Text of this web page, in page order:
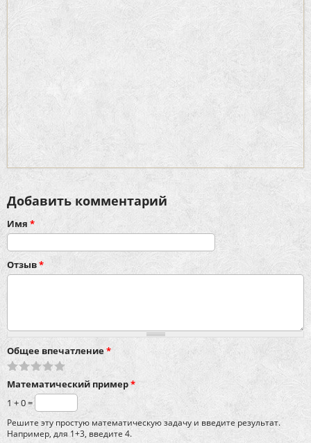
Добавить комментарий
Имя *
Отзыв*
Общее впечатление*
Математический пример*
1 + 0 =
Решите эту простую математическую задачу и введите результат.
Например, для 1+3, введите 4.